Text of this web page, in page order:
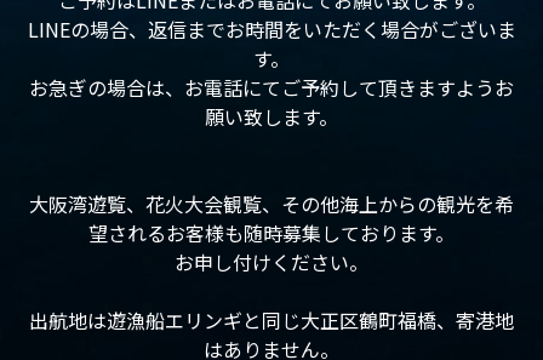
LINEの場合、返信までお時間をいただく場合がございま
す。
お急ぎの場合は、お電話にてご予約して頂きますようお
願い致します。
大阪湾遊覧、花火大会観覧、その他海上からの観光を希
望されるお客様も随時募集しております。
お申し付けください。
出航地は遊漁船エリンギと同じ大正区鶴町福橋、寄港地
はありません。